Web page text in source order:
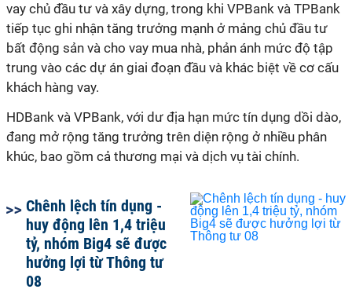
vay chủ đầu tư và xây dựng, trong khi VPBank và TPBank
tiếp tục ghi nhận tăng trưởng mạnh ở mảng chủ đầu tư
bất động sản và cho vay mua nhà, phản ánh mức độ tập
trung vào các dự án giai đoạn đầu và khác biệt về cơ cấu
khách hàng vay.
HDBank và VPBank, với dư địa hạn mức tín dụng dồi dào,
đang mở rộng tăng trưởng trên diện rộng ở nhiều phân
khúc, bao gồm cả thương mại và dịch vụ tài chính.
Chênh lệch tín dụng -
huy động lên 1,4 triệu
tỷ, nhóm Big4 sẽ được
hưởng lợi từ Thông tư
08